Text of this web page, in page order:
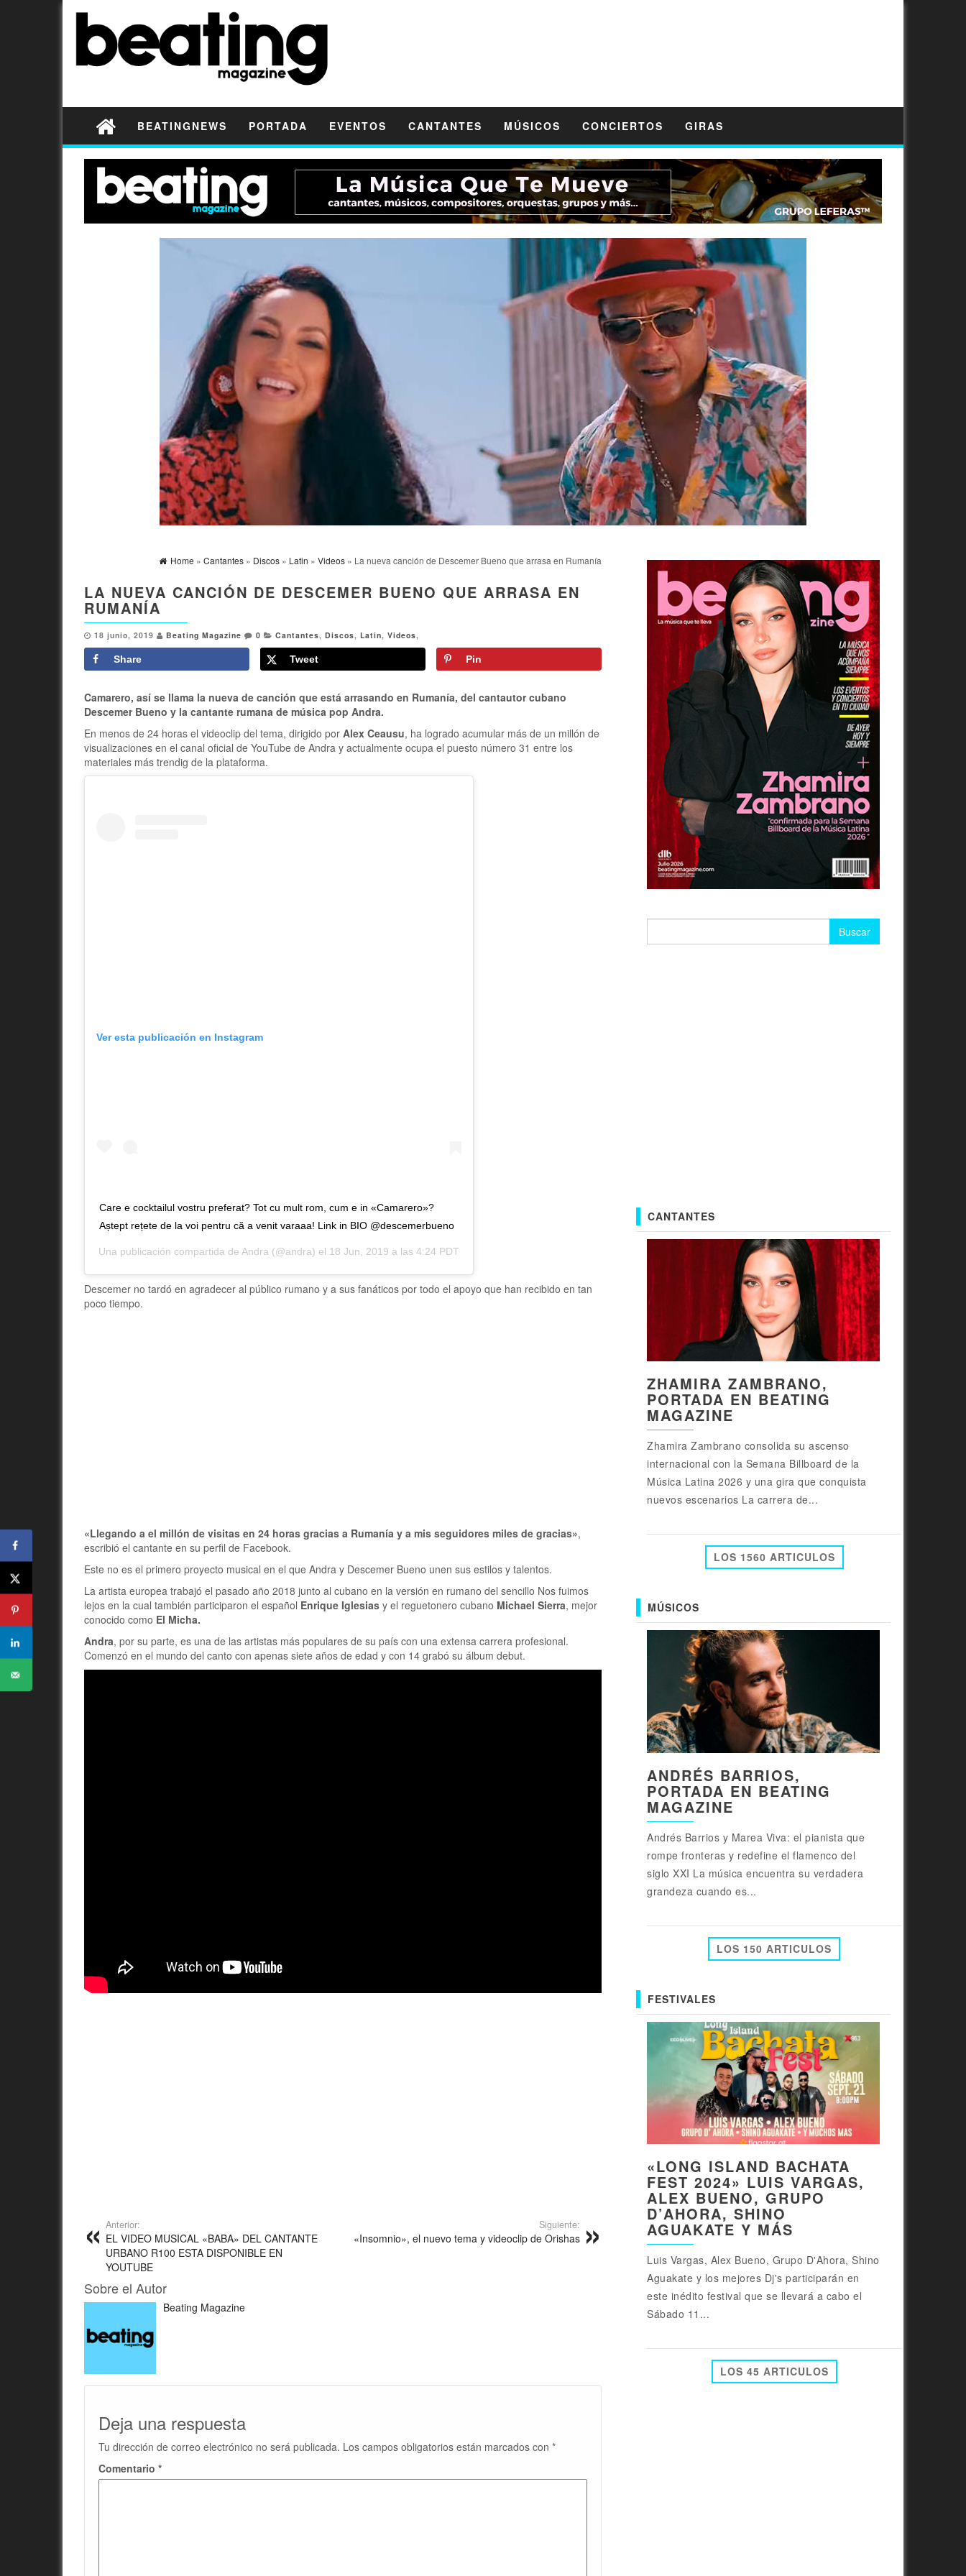
BEATINGNEWS PORTADA EVENTOS CANTANTES MÚSICOS CONCIERTOS GIRAS
Home » Cantantes » Discos » Latin » Videos » La nueva canción de Descemer Bueno que arrasa en Rumanía
LA NUEVA CANCIÓN DE DESCEMER BUENO QUE ARRASA EN
RUMANÍA
18 junio, 2019 Beating Magazine 0 Cantantes, Discos, Latin, Videos,
Share Tweet Pin
Camarero, así se llama la nueva de canción que está arrasando en Rumanía, del cantautor cubano
Descemer Bueno y la cantante rumana de música pop Andra.
En menos de 24 horas el videoclip del tema, dirigido por Alex Ceausu, ha logrado acumular más de un millón de
visualizaciones en el canal oficial de YouTube de Andra y actualmente ocupa el puesto número 31 entre los
materiales más trendig de la plataforma.
Ver esta publicación en Instagram
Care e cocktailul vostru preferat? Tot cu mult rom, cum e in «Camarero»?
Aștept rețete de la voi pentru că a venit varaaa! Link in BIO @descemerbueno
Una publicación compartida de Andra (@andra) el 18 Jun, 2019 a las 4:24 PDT
Descemer no tardó en agradecer al público rumano y a sus fanáticos por todo el apoyo que han recibido en tan
poco tiempo.
«Llegando a el millón de visitas en 24 horas gracias a Rumanía y a mis seguidores miles de gracias»,
escribió el cantante en su perfil de Facebook.
Este no es el primero proyecto musical en el que Andra y Descemer Bueno unen sus estilos y talentos.
La artista europea trabajó el pasado año 2018 junto al cubano en la versión en rumano del sencillo Nos fuimos
lejos en la cual también participaron el español Enrique Iglesias y el reguetonero cubano Michael Sierra, mejor
conocido como El Micha.
Andra, por su parte, es una de las artistas más populares de su país con una extensa carrera profesional.
Comenzó en el mundo del canto con apenas siete años de edad y con 14 grabó su álbum debut.
Anterior:
EL VIDEO MUSICAL «BABA» DEL CANTANTE
URBANO R100 ESTA DISPONIBLE EN
YOUTUBE
Siguiente:
«Insomnio», el nuevo tema y videoclip de Orishas
Sobre el Autor
Beating Magazine
Deja una respuesta
Tu dirección de correo electrónico no será publicada. Los campos obligatorios están marcados con *
Comentario *
CANTANTES
ZHAMIRA ZAMBRANO,
PORTADA EN BEATING
MAGAZINE
Zhamira Zambrano consolida su ascenso
internacional con la Semana Billboard de la
Música Latina 2026 y una gira que conquista
nuevos escenarios La carrera de...
LOS 1560 ARTICULOS
MÚSICOS
ANDRÉS BARRIOS,
PORTADA EN BEATING
MAGAZINE
Andrés Barrios y Marea Viva: el pianista que
rompe fronteras y redefine el flamenco del
siglo XXI La música encuentra su verdadera
grandeza cuando es...
LOS 150 ARTICULOS
FESTIVALES
«LONG ISLAND BACHATA
FEST 2024» LUIS VARGAS,
ALEX BUENO, GRUPO
D’AHORA, SHINO
AGUAKATE Y MÁS
Luis Vargas, Alex Bueno, Grupo D'Ahora, Shino
Aguakate y los mejores Dj's participarán en
este inédito festival que se llevará a cabo el
Sábado 11...
LOS 45 ARTICULOS